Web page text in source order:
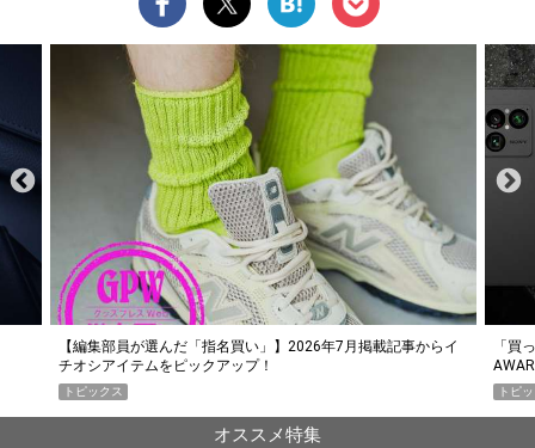
「買って損なし」の極上スマホ5選【GoodsPress 2026上半期
AWARD】
トピックス
薄着
PR
オススメ特集